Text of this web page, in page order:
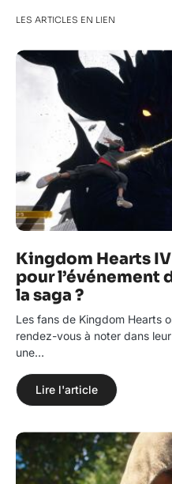
LES ARTICLES EN LIEN
Kingdom Hearts
pour l’événement
la saga ?
Les fans de Kingdom Hearts
rendez-vous à noter dans
une…
Lire l'article